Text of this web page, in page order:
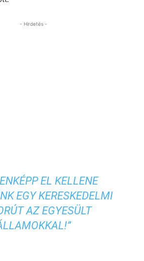
- Hirdetés -
EL KELLENE
EGY KERESKEDELMI
AZ EGYESÜLT